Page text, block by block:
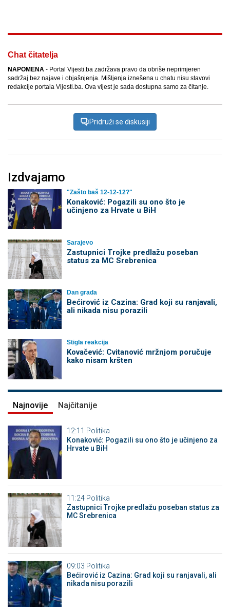
Chat čitatelja
NAPOMENA - Portal Vijesti.ba zadržava pravo da obriše neprimjeren
sadržaj bez najave i objašnjenja. Mišljenja iznešena u chatu nisu stavovi
redakcije portala Vijesti.ba. Ova vijest je sada dostupna samo za čitanje.
Pridruži se diskusiji
Izdvajamo
"Zašto baš 12-12-12?"
Konaković: Pogazili su ono što je
učinjeno za Hrvate u BiH
Sarajevo
Zastupnici Trojke predlažu poseban
status za MC Srebrenica
Dan grada
Bećirović iz Cazina: Grad koji su ranjavali,
ali nikada nisu porazili
Stigla reakcija
Kovačević: Cvitanović mržnjom poručuje
kako nisam kršten
Najnovije Najčitanije
12:11 Politika
Konaković: Pogazili su ono što je učinjeno za
Hrvate u BiH
11:24 Politika
Zastupnici Trojke predlažu poseban status za
MC Srebrenica
09:03 Politika
Bećirović iz Cazina: Grad koji su ranjavali, ali
nikada nisu porazili